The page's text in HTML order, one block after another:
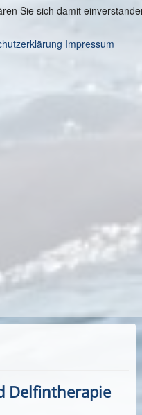
Delfintherapie
Sie sich damit
Impressum